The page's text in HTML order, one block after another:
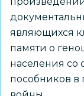
являющихся
памяти о
населения со
пособников в